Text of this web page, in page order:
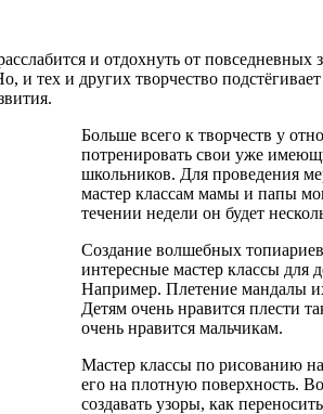
и отдохнуть от
и тех и других творчество
Больше всего к творчеств у
потренировать свои уже
школьников. Для проведения
мастер классам мамы и папы
течении недели он будет
Создание волшебных
интересные мастер классы для
Например. Плетение мандалы
Детям очень нравится плести
очень нравится мальчикам.
Мастер классы по рисованию
его на плотную поверхность.
создавать узоры, как